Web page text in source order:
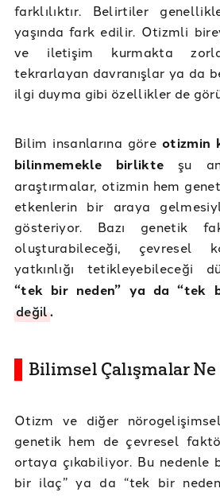
farklılıktır. Belirtiler
yaşında fark edilir. Otizmli
ve iletişim kurmakta
tekrarlayan davranışlar ya da
ilgi duyma gibi özellikler de
Bilim insanlarına göreotizmin
bilinmemekle birlikte şu
araştırmalar, otizmin hem
etkenlerin bir araya
gösteriyor. Bazı genetik
oluşturabileceği, çevresel
yatkınlığı tetikleyebileceği
“tek bir neden” ya da “tek
değil.
Bilimsel Çalışmalar
Otizm ve diğer
genetik hem de çevresel
ortaya çıkabiliyor. Bu nedenle
bir ilaç” ya da “tek bir